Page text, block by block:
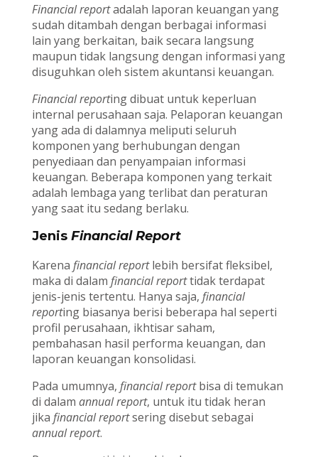
Financial reportadalah laporan keuangan yang
sudah ditambah dengan berbagai informasi
lain yang berkaitan, baik secara langsung
maupun tidak langsung dengan informasi yang
disuguhkan oleh sistem akuntansi keuangan.
Financial reporting dibuat untuk keperluan
internal perusahaan saja. Pelaporan keuangan
yang ada di dalamnya meliputi seluruh
komponen yang berhubungan dengan
penyediaan dan penyampaian informasi
keuangan. Beberapa komponen yang terkait
adalah lembaga yang terlibat dan peraturan
yang saat itu sedang berlaku.
Jenis Financial Report
Karena financial reportlebih bersifat fleksibel,
maka di dalam financial reporttidak terdapat
jenis-jenis tertentu. Hanya saja, financial
reporting biasanya berisi beberapa hal seperti
profil perusahaan, ikhtisar saham,
pembahasan hasil performa keuangan, dan
laporan keuangan konsolidasi.
Pada umumnya, financial reportbisa di temukan
di dalam annual report, untuk itu tidak heran
jika financial reportsering disebut sebagai
annual report.